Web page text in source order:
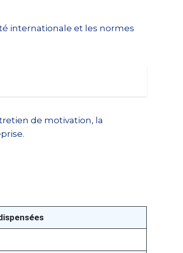
internationale et les normes
de motivation, la